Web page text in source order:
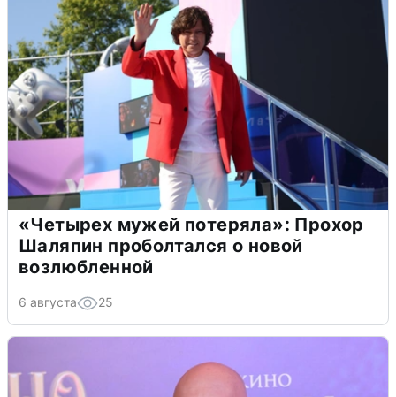
«Четырех мужей потеряла»: Прохор
Шаляпин проболтался о новой
возлюбленной
6 августа 25